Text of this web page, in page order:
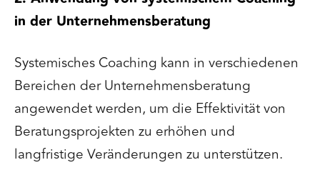
in der Unternehmensberatung
Systemisches Coaching kann in verschiedenen
Bereichen der Unternehmensberatung
angewendet werden, um die Effektivität von
Beratungsprojekten zu erhöhen und
langfristige Veränderungen zu unterstützen.